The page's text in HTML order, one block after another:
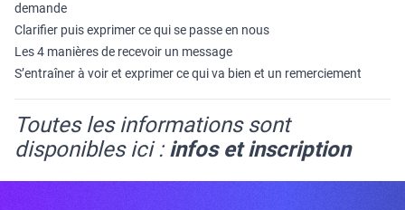
demande
Clarifier puis exprimer ce qui se passe en nous
Les 4 manières de recevoir un message
S’entraîner à voir et exprimer ce qui va bien et un remerciement
Toutes les informations sont
disponibles ici :infos et inscription